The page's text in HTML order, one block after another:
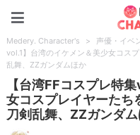
Medery. Character's > 声優・イベ
vol.1】台湾のイケメン＆美少女コス
乱舞、ZZガンダムほか
【台湾FFコスプレ特
女コスプレイヤーたち
刀剣乱舞、ZZガンダ